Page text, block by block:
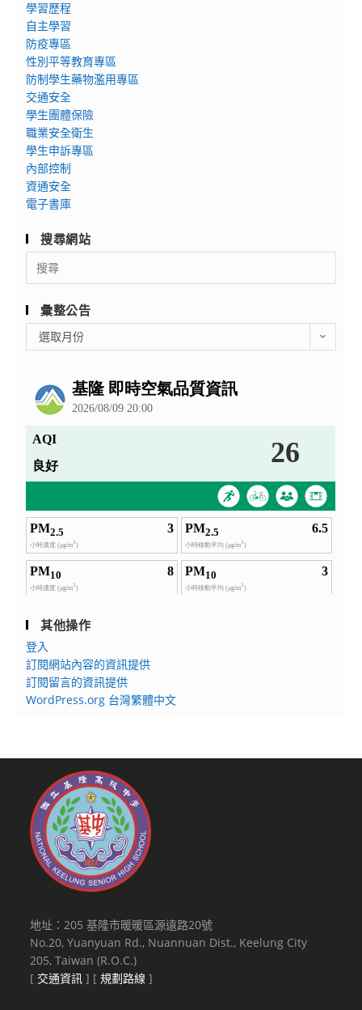
學習歷程
自主學習
防疫專區
性別平等教育專區
防制學生藥物濫用專區
交通安全
學生團體保險
職業安全衛生
學生申訴專區
內部控制
資通安全
電子書庫
搜尋網站
Search
for:
彙整公告
整
選取月份
其他操作
登入
訂閱網站內容的資訊提供
訂閱留言的資訊提供
WordPress.org 台灣繁體中文
地址：205 基隆市暖暖區源遠路20號
No.20, Yuanyuan Rd., Nuannuan Dist., Keelung City
205, Taiwan (R.O.C.)
[ 交通資訊 ] [規劃路線 ]